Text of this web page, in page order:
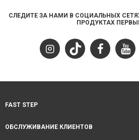
СЛЕДИТЕ ЗА НАМИ В СОЦИАЛЬНЫХ
ПРОДУКТАХ
FAST STEP
ОБСЛУЖИВАНИЕ КЛИЕНТОВ